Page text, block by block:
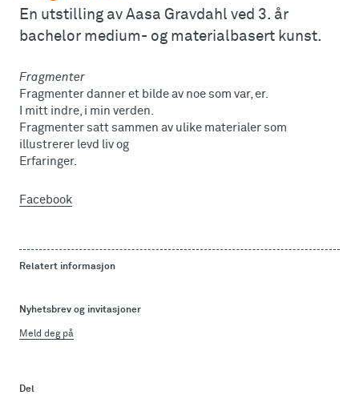
En utstilling av Aasa Gravdahl ved 3. år
bachelor medium- og materialbasert kunst.
Fragmenter
Fragmenter danner et bilde av noe som var, er.
I mitt indre, i min verden.
Fragmenter satt sammen av ulike materialer som
illustrerer levd liv og
Erfaringer.
Facebook
Relatert informasjon
Nyhetsbrev og invitasjoner
Meld deg på
Del